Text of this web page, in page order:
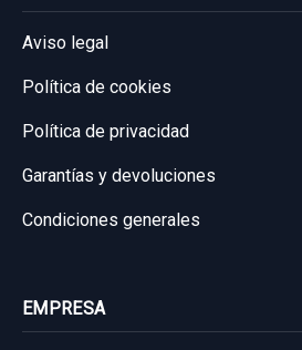
11,56 €
Consultar por whatsapp
Aviso legal
Política de cookies
Política de privacidad
Garantías y devoluciones
Condiciones generales
EMPRESA